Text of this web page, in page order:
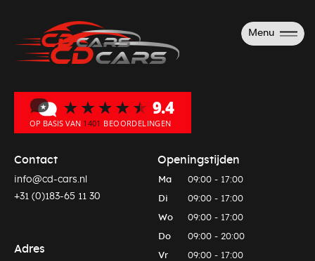
Menu
Contact
info@cd-cars.nl
+31 (0)183-65 11 30
Adres
Openingstijden
Ma 09:00 - 17:00
Di 09:00 - 17:00
Wo 09:00 - 17:00
Do 09:00 - 20:00
Vr 09:00 - 17:00